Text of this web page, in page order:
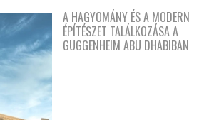
A HAGYOMÁNY ÉS A MODERN
ÉPÍTÉSZET TALÁLKOZÁSA A
GUGGENHEIM ABU DHABIBAN